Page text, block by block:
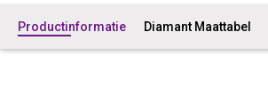
Productinformatie Diamant Maattabel